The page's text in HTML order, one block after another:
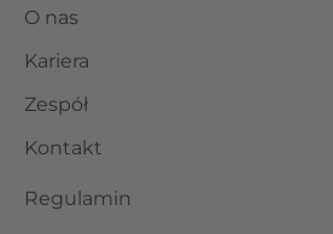
O nas
Kariera
Zespół
Kontakt
Regulamin